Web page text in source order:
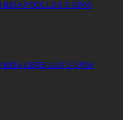
BIDA POOL LUX S SP04
BIDA LIBRE LUX S SP06